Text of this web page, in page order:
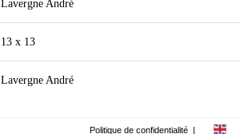
Lavergne André
13 x 13
Lavergne André
Politique de confidentialité |